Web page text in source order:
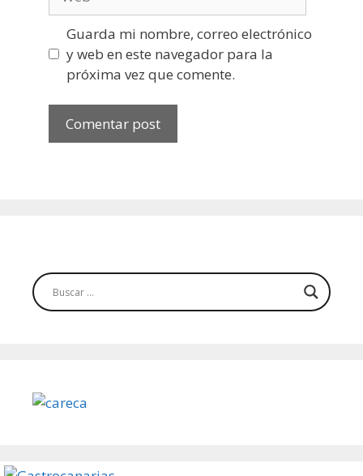
Guarda mi nombre, correo electrónico
y web en este navegador para la
próxima vez que comente.